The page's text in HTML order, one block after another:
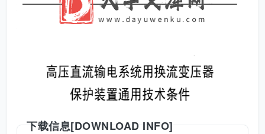
下载信息[DOWNLOAD INFO]